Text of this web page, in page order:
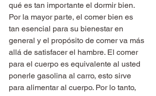
qué es tan importante el dormir bien.
Por la mayor parte, el comer bien es
tan esencial para su bienestar en
general y el propósito de comer va más
allá de satisfacer el hambre. El comer
para el cuerpo es equivalente al usted
ponerle gasolina al carro, esto sirve
para alimentar al cuerpo. Por lo tanto,